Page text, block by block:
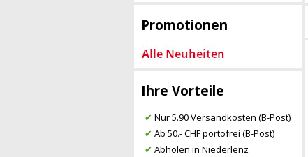
Promotionen
Ihre Vorteile
✔ Nur 5.90 Versandkosten (B-Post)
✔ Ab 50.- CHF portofrei (B-Post)
✔ Abholen in Niederlenz